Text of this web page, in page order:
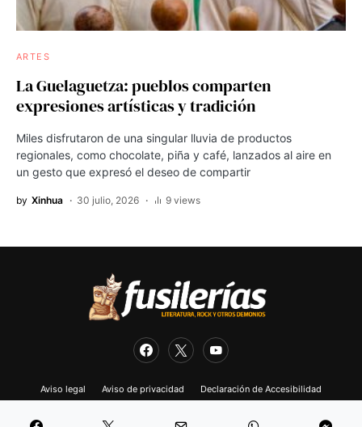
ARTES
La Guelaguetza: pueblos comparten
expresiones artísticas y tradición
Miles disfrutaron de una singular lluvia de productos
regionales, como chocolate, piña y café, lanzados al aire en
un gesto que expresó el deseo de compartir
by Xinhua 30 julio, 2026 9 views
Aviso legal Aviso de privacidad Declaración de Accesibilidad
Sitio chaineado en México